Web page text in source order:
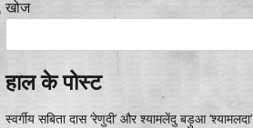
खोज
हाल के पोस्ट
स्वर्गीय सबिता दास ‘रेणुदी’ और श्यामलेंदु बड़ुआ